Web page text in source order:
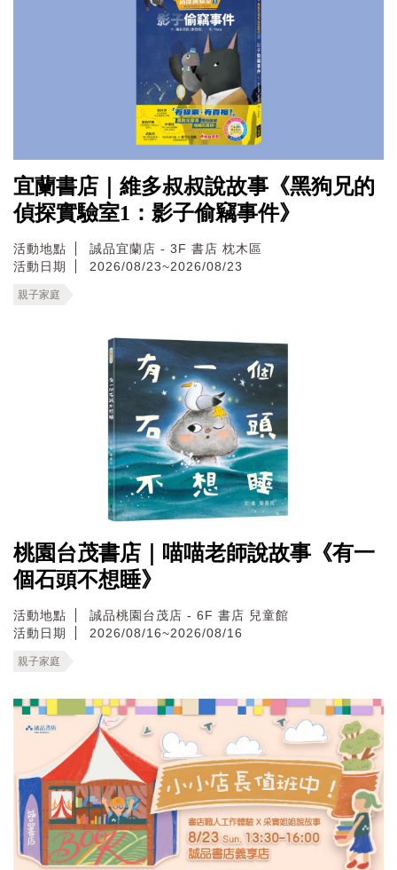
宜蘭書店｜維多叔叔說故事《黑狗兄的
偵探實驗室1：影子偷竊事件》
活動地點
誠品宜蘭店 - 3F 書店 枕木區
活動日期
2026/08/23~2026/08/23
親子家庭
桃園台茂書店｜喵喵老師說故事《有一
個石頭不想睡》
活動地點
誠品桃園台茂店 - 6F 書店 兒童館
活動日期
2026/08/16~2026/08/16
親子家庭